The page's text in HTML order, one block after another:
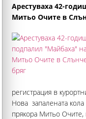
Арестуваха 42-
Митьо Очите в
регистрация в
Нова запалената
прякора Митьо Очите,